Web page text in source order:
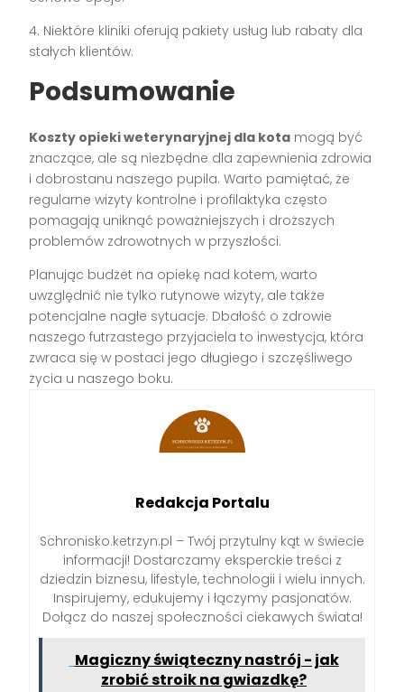
4. Niektóre kliniki oferują pakiety usług lub rabaty dla
stałych klientów.
Podsumowanie
Koszty opieki weterynaryjnej dla kota mogą być
znaczące, ale są niezbędne dla zapewnienia zdrowia
i dobrostanu naszego pupila. Warto pamiętać, że
regularne wizyty kontrolne i profilaktyka często
pomagają uniknąć poważniejszych i droższych
problemów zdrowotnych w przyszłości.
Planując budżet na opiekę nad kotem, warto
uwzględnić nie tylko rutynowe wizyty, ale także
potencjalne nagłe sytuacje. Dbałość o zdrowie
naszego futrzastego przyjaciela to inwestycja, która
zwraca się w postaci jego długiego i szczęśliwego
życia u naszego boku.
Redakcja Portalu
Schronisko.ketrzyn.pl – Twój przytulny kąt w świecie
informacji! Dostarczamy eksperckie treści z
dziedzin biznesu, lifestyle, technologii i wielu innych.
Inspirujemy, edukujemy i łączymy pasjonatów.
Dołącz do naszej społeczności ciekawych świata!
Magiczny świąteczny nastrój - jak
zrobić stroik na gwiazdkę?